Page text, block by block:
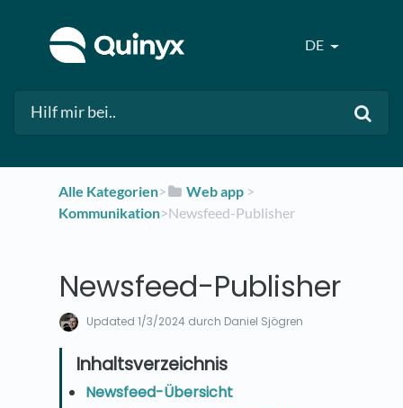
DE
Alle Kategorien​>​ ​Web app ​ > ​
Kommunikation​>​ Newsfeed-Publisher
Newsfeed-Publisher
Updated 1/3/2024 durch Daniel Sjögren
Newsfeed-Übersicht